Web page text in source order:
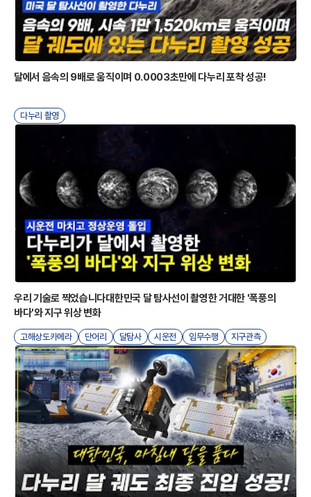
R
I
한
달에서 음속의 9배로 움직이며 0.0003초만에 다누리 포착 성공!
다누리 촬영
우리 기술로 찍었습니다대한민국 달 탐사선이 촬영한 거대한 '폭풍의
바다'와 지구 위상 변화
고해상도카메라 단어리 달탐사 시운전 임무수행
지구관측
탑재체성능